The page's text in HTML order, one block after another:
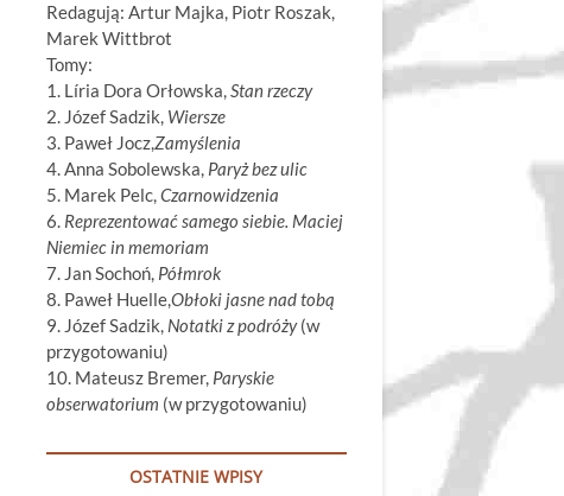
Redagują: Artur Majka, Piotr Roszak,
Marek Wittbrot
Tomy:
1. Líria Dora Orłowska,Stan rzeczy
2. Józef Sadzik, Wiersze
3. Paweł Jocz,Zamyślenia
4. Anna Sobolewska, Paryż bez ulic
5. Marek Pelc,Czarnowidzenia
6. Reprezentować samego siebie. Maciej
Niemiec in memoriam
7. Jan Sochoń, Półmrok
8. Paweł Huelle,Obłoki jasne nad tobą
9. Józef Sadzik, Notatki z podróży(w
przygotowaniu)
10. Mateusz Bremer, Paryskie
obserwatorium (w przygotowaniu)
OSTATNIE WPISY